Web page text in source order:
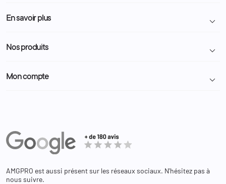
Livraison et retour colis
Demande de devis
Nous contacter
En savoir plus 
Programme Fidélité
Administration
Nos produits 
Police Municipale | ASVP
Equipements
Bagagerie
Mon compte 
Adresses
Bons de réduction
Et les cookies ?
AMGPRO est aussi présent sur les réseaux sociaux. N'hésitez pas à
nous suivre.